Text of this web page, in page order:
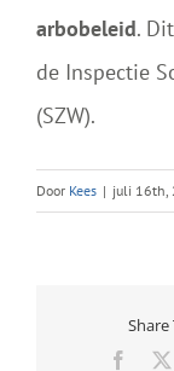
arbobeleid.
de Inspectie
(SZW).
Door Kees | juli 16th,